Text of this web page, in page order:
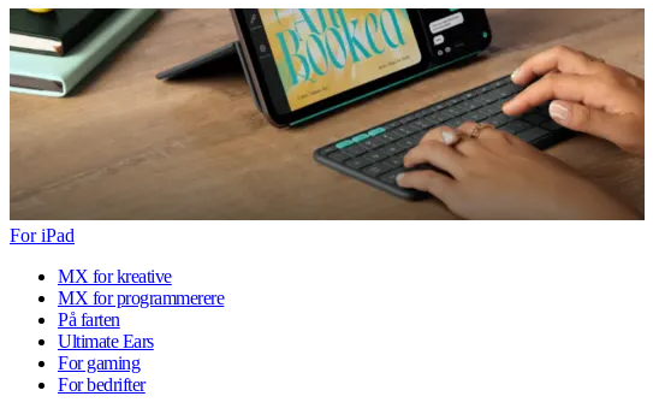
For iPad
MX for kreative
MX for programmerere
På farten
Ultimate Ears
For gaming
For bedrifter